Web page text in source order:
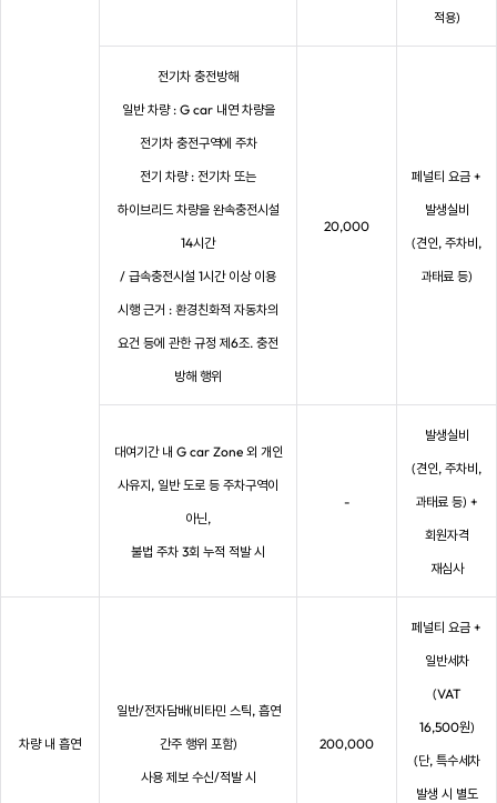
적용)
전기차 충전방해
일반 차량 : G car 내연 차량을
전기차 충전구역에 주차
전기 차량 : 전기차 또는
하이브리드 차량을 완속충전시설
14시간
/ 급속충전시설 1시간 이상 이용
시행 근거 : 환경친화적 자동차의
요건 등에 관한 규정 제6조. 충전
방해 행위
20,000
페널티 요금 +
발생실비
(견인, 주차비,
과태료 등)
대여기간 내 G car Zone 외 개인
사유지, 일반 도로 등 주차구역이
아닌,
불법 주차 3회 누적 적발 시
-
발생실비
(견인, 주차비,
과태료 등) +
회원자격
재심사
차량 내 흡연
일반/전자담배(비타민 스틱, 흡연
간주 행위 포함)
사용 제보 수신/적발 시
200,000
페널티 요금 +
일반세차
(VAT
16,500원)
(단, 특수세차
발생 시 별도